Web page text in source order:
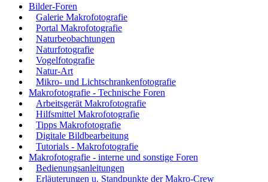
Bilder-Foren
Galerie Makrofotografie
Portal Makrofotografie
Naturbeobachtungen
Naturfotografie
Vogelfotografie
Natur-Art
Mikro- und Lichtschrankenfotografie
Makrofotografie - Technische Foren
Arbeitsgerät Makrofotografie
Hilfsmittel Makrofotografie
Tipps Makrofotografie
Digitale Bildbearbeitung
Tutorials - Makrofotografie
Makrofotografie - interne und sonstige Foren
Bedienungsanleitungen
Erläuterungen u. Standpunkte der Makro-Crew